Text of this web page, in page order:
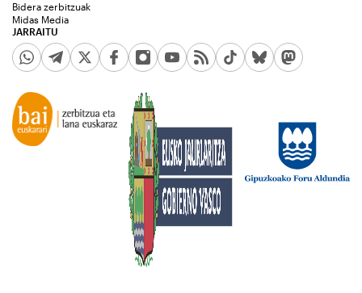
JARRAITU
Bidera zerbitzuak
Midas Media